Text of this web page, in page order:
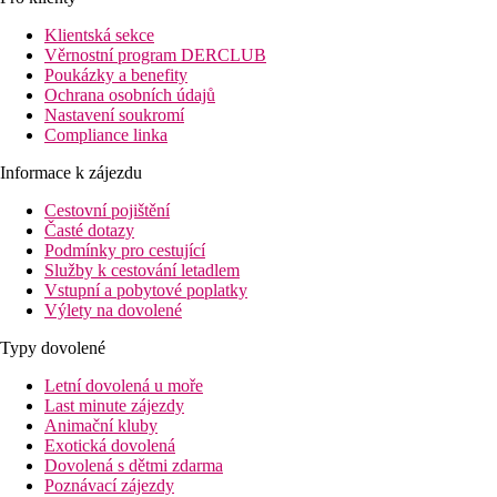
autem) ke všem důležitým ikonám Dubaje
Mall, Burj Khalifa, Dubai Frame, World Trade Centre.
Bezplatná kyvadlová doprava do nákupního centra Dubai Mall a
na veřejnou písečnou pláž La Mer. Stanice metra Al Jadaf jen
pět minut chůze od hotelu. Nákupní možnosti v okolí hotelu.
Vzdálenost letišť:
Letiště Dubaj (DXB) 6 km
Letiště Dubaj Al Maktoum (DWC) 55 km
Letiště Ras Al Khaimah 105 km
Letiště Abu Dhabi 120 km
Vybavení
Vstupní hala s recepcí, 326 pokojů a suit, hlavní bufetová
restaurace, 2 restaurace a-la carte, snack bar, bar u bazénu, Wi-Fi
(zdarma), konferenční místnost, střešní bazén (lehátka,
slunečníky a osušky zdarma), fitness, SPA, služby concierge.
Pokoje
Dvoulůžkový pokoj, Guest:
Fi (zdarma), minibar (za poplatek), koupelna/WC (vysoušeč
vlasů), trezor (zdarma), set na přípravu kávy a čaje, žehlička,
žehlicí prkno, 24 m2, jedna postel typu King nebo dvě lůžka
Klientská sekce
Věrnostní program DERCLUB
Poukázky a benefity
Ochrana osobních údajů
Nastavení soukromí
Compliance linka
Informace k zájezdu
Cestovní pojištění
Časté dotazy
Podmínky pro cestující
Služby k cestování letadlem
Vstupní a pobytové poplatky
Výlety na dovolené
Typy dovolené
Letní dovolená u moře
Last minute zájezdy
Animační kluby
Exotická dovolená
Dovolená s dětmi zdarma
Poznávací zájezdy